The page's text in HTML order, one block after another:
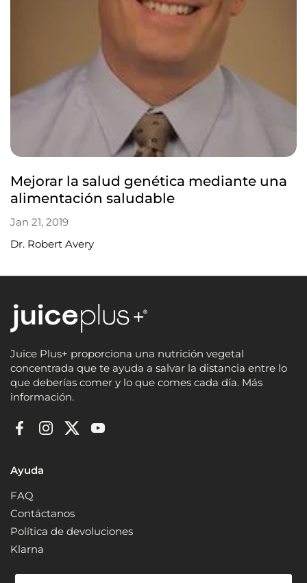
Mejorar la salud genética mediante una
alimentación saludable
Jan 21, 2019
Dr. Robert Avery
Juice Plus+ proporciona una nutrición vegetal
concentrada que te ayuda a salvar la distancia entre lo
que deberías comer y lo que comes cada día. Más
información.
FacebookInstagram
TwitterYouTube
Ayuda
FAQ
Contáctanos
Política de devoluciones
Klarna